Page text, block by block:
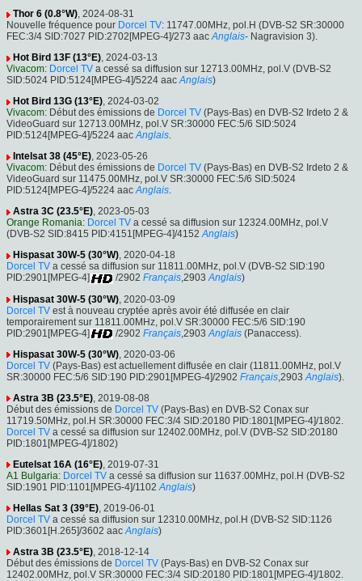
Thor 6 (0.8°W), 2024-08-31
Nouvelle fréquence pour Dorcel TV: 11747.00MHz, pol.H (DVB-S2 SR:30000
FEC:3/4 SID:7027 PID:2702[MPEG-4]/273 aac Anglais- Nagravision 3).
Hot Bird 13F (13°E), 2024-03-13
Vivacom: Dorcel TV a cessé sa diffusion sur 12713.00MHz, pol.V (DVB-S2
SID:5024 PID:5124[MPEG-4]/5224 aac Anglais)
Hot Bird 13G (13°E), 2024-03-02
Vivacom: Début des émissions de Dorcel TV (Pays-Bas) en DVB-S2 Irdeto 2 &
VideoGuard sur 12713.00MHz, pol.V SR:30000 FEC:5/6 SID:5024
PID:5124[MPEG-4]/5224 aac Anglais.
Intelsat 38 (45°E), 2023-05-26
Vivacom: Début des émissions de Dorcel TV (Pays-Bas) en DVB-S2 Irdeto 2 &
VideoGuard sur 11475.00MHz, pol.V SR:30000 FEC:5/6 SID:5024
PID:5124[MPEG-4]/5224 aac Anglais.
Astra 3C (23.5°E), 2023-05-03
Orange Romania: Dorcel TV a cessé sa diffusion sur 12324.00MHz, pol.V
(DVB-S2 SID:8415 PID:4151[MPEG-4]/4152 Anglais)
Hispasat 30W-5 (30°W), 2020-04-18
Dorcel TV a cessé sa diffusion sur 11811.00MHz, pol.V (DVB-S2 SID:190
PID:2901[MPEG-4]
/2902 Français,2903 Anglais)
Hispasat 30W-5 (30°W) , 2020-03-09
Dorcel TV est à nouveau cryptée après avoir été diffusée en clair
temporairement sur 11811.00MHz, pol.V SR:30000 FEC:5/6 SID:190
PID:2901[MPEG-4]
/2902 Français ,2903 Anglais (Panaccess).
Hispasat 30W-5 (30°W), 2020-03-06
Dorcel TV (Pays-Bas) est actuellement diffusée en clair (11811.00MHz, pol.V
SR:30000 FEC:5/6 SID:190 PID:2901[MPEG-4]/2902 Français,2903 Anglais).
Astra 3B (23.5°E), 2019-08-08
Début des émissions de Dorcel TV (Pays-Bas) en DVB-S2 Conax sur
11719.50MHz, pol.H SR:30000 FEC:3/4 SID:20180 PID:1801[MPEG-4]/1802.
Dorcel TV a cessé sa diffusion sur 12402.00MHz, pol.V (DVB-S2 SID:20180
PID:1801[MPEG-4]/1802)
Eutelsat 16A (16°E), 2019-07-31
A1 Bulgaria: Dorcel TV a cessé sa diffusion sur 11637.00MHz, pol.H (DVB-S2
SID:1901 PID:1101[MPEG-4]/1102 Anglais)
Hellas Sat 3 (39°E), 2019-06-01
Dorcel TV a cessé sa diffusion sur 12310.00MHz, pol.H (DVB-S2 SID:1126
PID:3601[H.265]/3602 aac Anglais)
Astra 3B (23.5°E), 2018-12-14
Début des émissions de Dorcel TV (Pays-Bas) en DVB-S2 Conax sur
12402.00MHz, pol.V SR:30000 FEC:3/4 SID:20180 PID:1801[MPEG-4]/1802.